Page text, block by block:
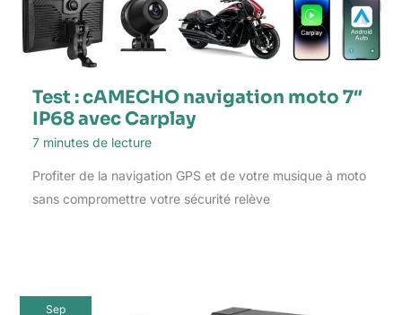
Test : cAMECHO navigation moto 7″
IP68 avec Carplay
7 minutes de lecture
Profiter de la navigation GPS et de votre musique à moto
sans compromettre votre sécurité relève
Sep